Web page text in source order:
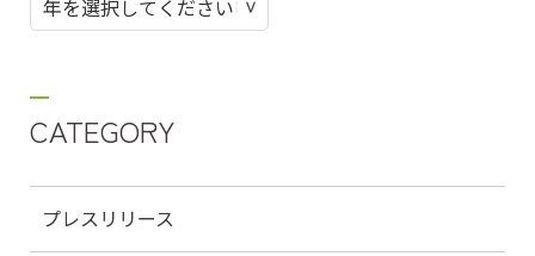
CATEGORY
プレスリリース